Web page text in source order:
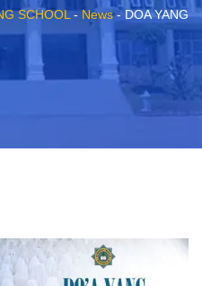
SCHOOL-News- DOA YANG